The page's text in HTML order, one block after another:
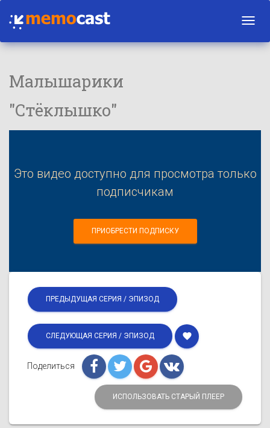
Малышарики
"Стёклышко"
Это видео доступно для просмотра только
подписчикам
ПРИОБРЕСТИ ПОДПИСКУ
ПРЕДЫДУЩАЯ СЕРИЯ / ЭПИЗОД
СЛЕДУЮЩАЯ СЕРИЯ / ЭПИЗОД favorite
Поделиться
ИСПОЛЬЗОВАТЬ СТАРЫЙ ПЛЕЕР